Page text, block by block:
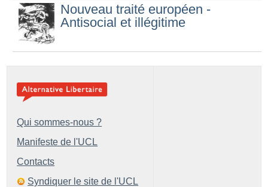
Nouveau traité européen -
Antisocial et illégitime
Qui sommes-nous ?
Manifeste de l'UCL
Contacts
Syndiquer le site de l'UCL